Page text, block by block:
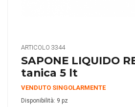
ARTICOLO 3344
SAPONE LIQUIDO
tanica 5 lt
VENDUTO SINGOLARMENTE
Disponibilità: 9 pz